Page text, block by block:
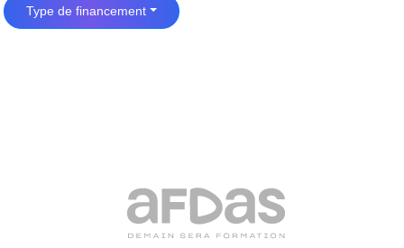
Type de financement